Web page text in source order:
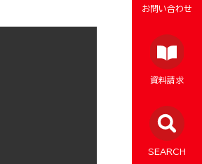
お問い合わせ
資料請求
SEARCH